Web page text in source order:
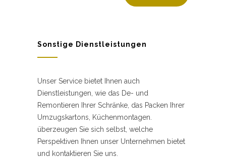
Sonstige Dienstleistungen
Unser Service bietet Ihnen auch
Dienstleistungen, wie das De- und
Remontieren Ihrer Schränke, das Packen Ihrer
Umzugskartons, Küchenmontagen.
überzeugen Sie sich selbst, welche
Perspektiven Ihnen unser Unternehmen bietet
und kontaktieren Sie uns.